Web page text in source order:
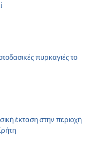
πυρκαγιές το
έκταση στην περιοχή